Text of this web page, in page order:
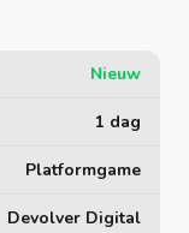
Nieuw
1 dag
Platformgame
Devolver Digital